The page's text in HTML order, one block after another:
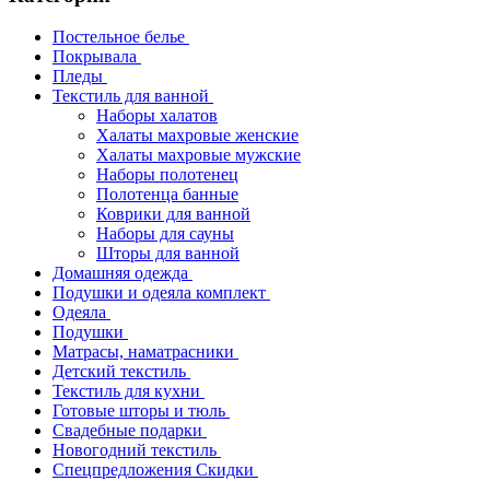
Постельное белье
Покрывала
Пледы
Текстиль для ванной
Наборы халатов
Халаты махровые женские
Халаты махровые мужские
Наборы полотенец
Полотенца банные
Коврики для ванной
Наборы для сауны
Шторы для ванной
Домашняя одежда
Подушки и одеяла комплект
Одеяла
Подушки
Матрасы, наматрасники
Детский текстиль
Текстиль для кухни
Готовые шторы и тюль
Свадебные подарки
Новогодний текстиль
Спецпредложения Скидки